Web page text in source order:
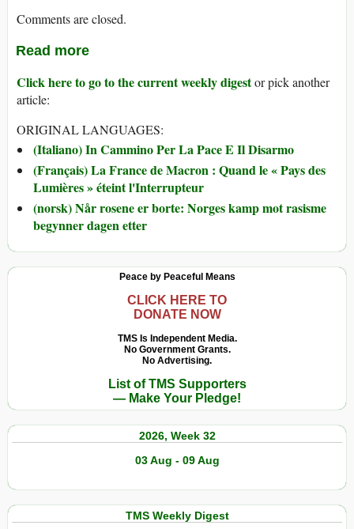
Comments are closed.
Read more
Click here to go to the current weekly digestor pick another
article:
ORIGINAL LANGUAGES:
(Italiano) In Cammino Per La Pace E Il Disarmo
(Français) La France de Macron : Quand le « Pays des
Lumières » éteint l'Interrupteur
(norsk) Når rosene er borte: Norges kamp mot rasisme
begynner dagen etter
Peace by Peaceful Means
CLICK HERE TO
DONATE NOW
TMS Is Independent Media.
No Government Grants.
No Advertising.
List of TMS Supporters
— Make Your Pledge!
2026, Week 32
03 Aug - 09 Aug
TMS Weekly Digest